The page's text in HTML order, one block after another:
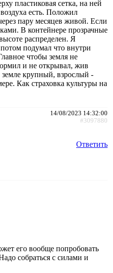
пластиковая сетка, на ней
есть. Положил
пару месяцев живой. Если
В контейнере прозрачные
распределен. Я
подумал что внутри
чтобы земля не
и не открывал, жив
земле крупный, взрослый -
Как страховка культуры на
14/08/2023 14:32:00
#3097880
Ответить
его вообще попробовать
собраться с силами и